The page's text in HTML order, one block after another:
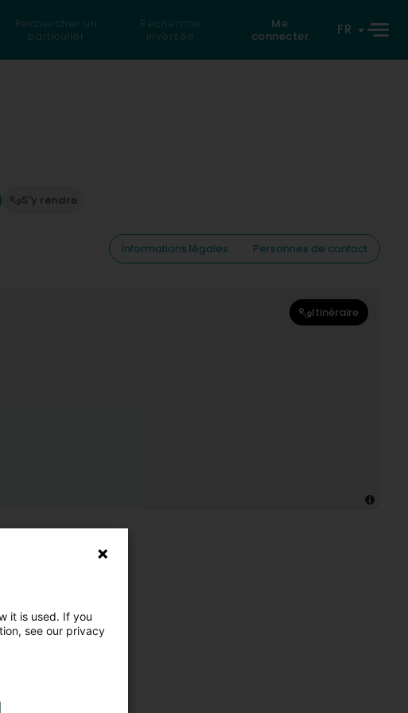
Rechercher un
particulier
Recherche
inversée
Me
connecter
FR
S'y rendre
Informations légales
Personnes de contact
Itinéraire
it is used. If you
see our privacy